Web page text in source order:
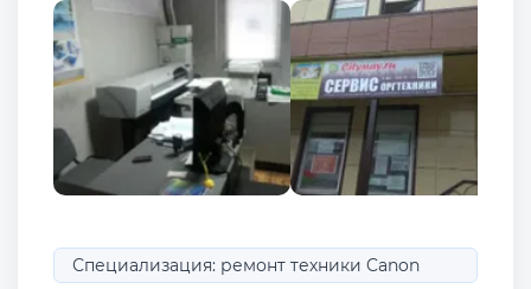
Специализация: ремонт техники Canon